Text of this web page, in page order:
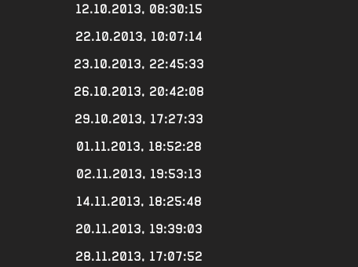
12.10.2013, 08:30:15
22.10.2013, 10:07:14
23.10.2013, 22:45:33
26.10.2013, 20:42:08
29.10.2013, 17:27:33
01.11.2013, 18:52:28
02.11.2013, 19:53:13
14.11.2013, 18:25:48
20.11.2013, 19:39:03
28.11.2013, 17:07:52